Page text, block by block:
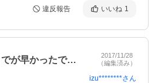
違反報告 いいね 1
注文・発送・到着までが早かったです。風…
2017/11/28
（編集済み）
izu********さん